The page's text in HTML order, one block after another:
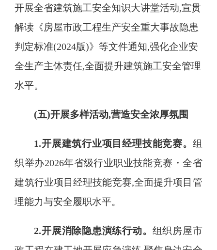
开展全省建筑施工安全知识大讲堂活动,宣贯
解读《房屋市政工程生产安全重大事故隐患
判定标准(2024版)》等文件通知,强化企业安
全生产主体责任,全面提升建筑施工安全管理
水平。
(五)开展多样活动,营造安全浓厚氛围
1.开展建筑行业项目经理技能竞赛。 组
织举办2026年省级行业职业技能竞赛・全省
建筑行业项目经理技能竞赛,全面提升项目管
理能力与安全履职水平。
2.开展消除隐患演练行动。 组织房屋市